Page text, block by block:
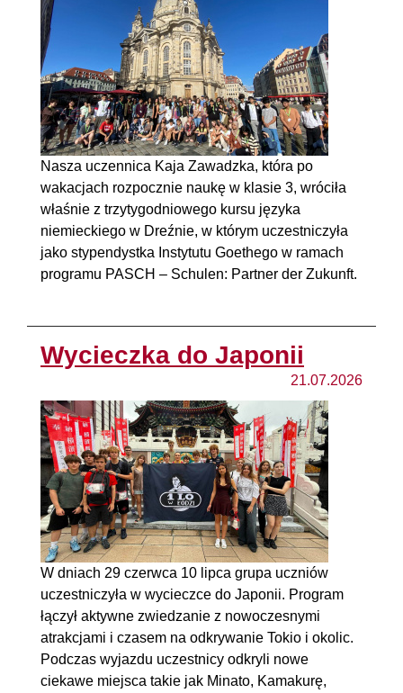
Nasza uczennica Kaja Zawadzka, która po
wakacjach rozpocznie naukę w klasie 3, wróciła
właśnie z trzytygodniowego kursu języka
niemieckiego w Dreźnie, w którym uczestniczyła
jako stypendystka Instytutu Goethego w ramach
programu PASCH – Schulen: Partner der Zukunft.
Wycieczka do Japonii
21.07.2026
W dniach 29 czerwca 10 lipca grupa uczniów
uczestniczyła w wycieczce do Japonii. Program
łączył aktywne zwiedzanie z nowoczesnymi
atrakcjami i czasem na odkrywanie Tokio i okolic.
Podczas wyjazdu uczestnicy odkryli nowe
ciekawe miejsca takie jak Minato, Kamakurę,